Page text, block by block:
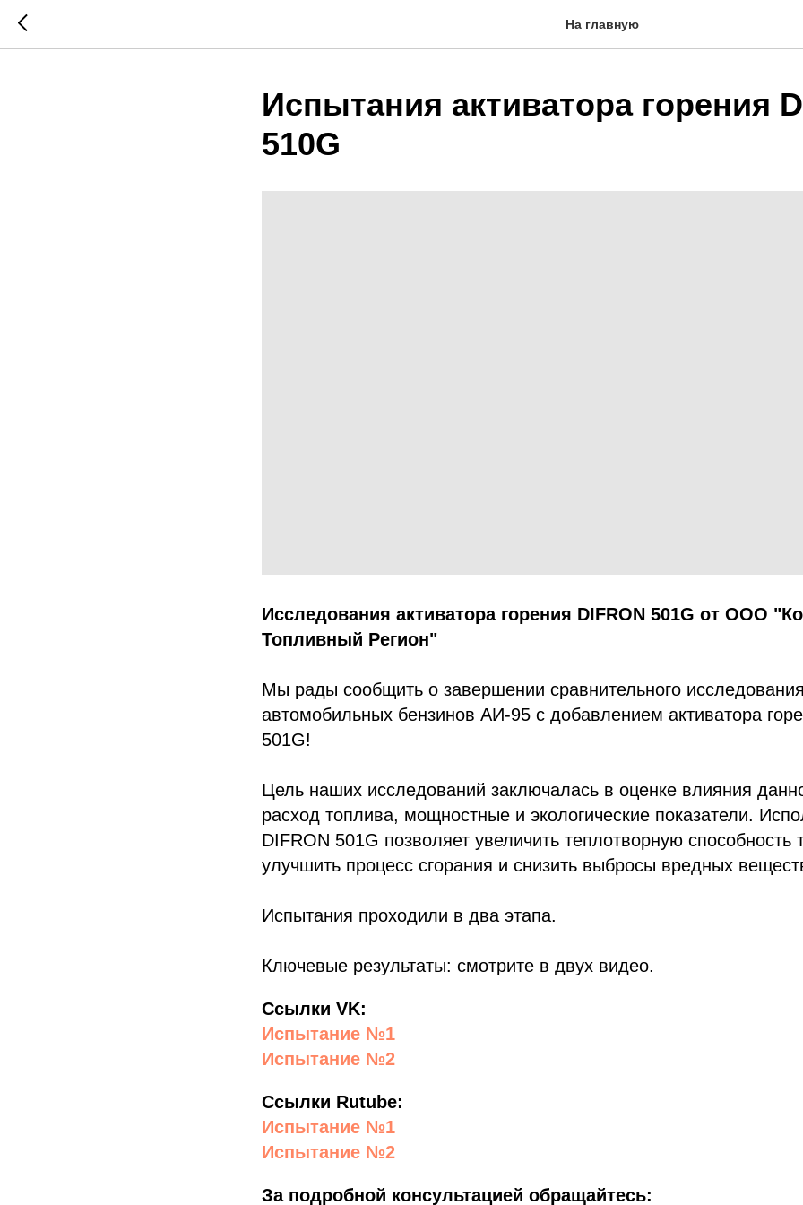
На главную
Испытания активатора горения
510G
Исследования активатора горения DIFRON 501G от ООО
Топливный Регион"
Мы рады сообщить о завершении сравнительного
автомобильных бензинов АИ-95 с добавлением активатора
501G!
Цель наших исследований заключалась в оценке влияния
расход топлива, мощностные и экологические показатели.
DIFRON 501G позволяет увеличить теплотворную способность
улучшить процесс сгорания и снизить выбросы вредных
Испытания проходили в два этапа.
Ключевые результаты: смотрите в двух видео.
Ссылки VK:
Испытание №1
Испытание №2
Ссылки Rutube:
Испытание №1
Испытание №2
За подробной консультацией обращайтесь: